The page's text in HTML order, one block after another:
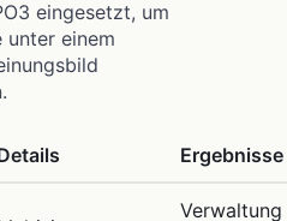
eingesetzt, um
unter einem
Ergebnisse